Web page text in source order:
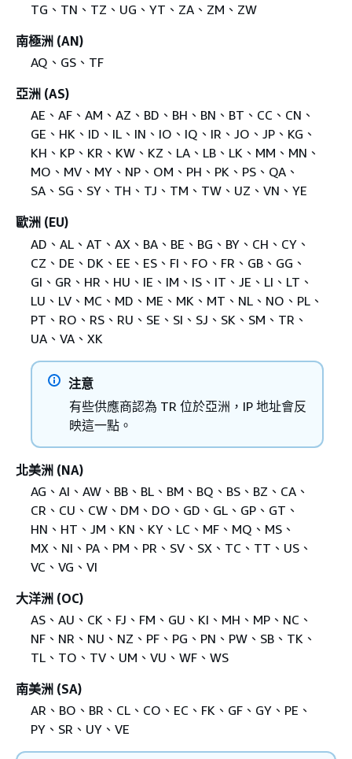
TG、TN、TZ、UG、YT、ZA、ZM、ZW
南極洲 (AN)
AQ、GS、TF
亞洲 (AS)
AE、AF、AM、AZ、BD、BH、BN、BT、CC、CN、
GE、HK、ID、IL、IN、IO、IQ、IR、JO、JP、KG、
KH、KP、KR、KW、KZ、LA、LB、LK、MM、MN、
MO、MV、MY、NP、OM、PH、PK、PS、QA、
SA、SG、SY、TH、TJ、TM、TW、UZ、VN、YE
歐洲 (EU)
AD、AL、AT、AX、BA、BE、BG、BY、CH、CY、
CZ、DE、DK、EE、ES、FI、FO、FR、GB、GG、
GI、GR、HR、HU、IE、IM、IS、IT、JE、LI、LT、
LU、LV、MC、MD、ME、MK、MT、NL、NO、PL、
PT、RO、RS、RU、SE、SI、SJ、SK、SM、TR、
UA、VA、XK
注意
有些供應商認為 TR 位於亞洲，IP 地址會反
映這一點。
北美洲 (NA)
AG、AI、AW、BB、BL、BM、BQ、BS、BZ、CA、
CR、CU、CW、DM、DO、GD、GL、GP、GT、
HN、HT、JM、KN、KY、LC、MF、MQ、MS、
MX、NI、PA、PM、PR、SV、SX、TC、TT、US、
VC、VG、VI
大洋洲 (OC)
AS、AU、CK、FJ、FM、GU、KI、MH、MP、NC、
NF、NR、NU、NZ、PF、PG、PN、PW、SB、TK、
TL、TO、TV、UM、VU、WF、WS
南美洲 (SA)
AR、BO、BR、CL、CO、EC、FK、GF、GY、PE、
PY、SR、UY、VE